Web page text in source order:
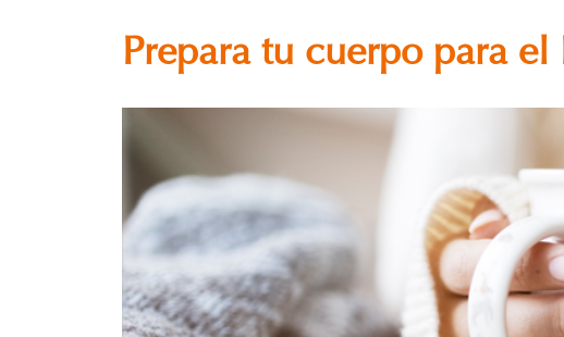
Prepara tu cuerpo para